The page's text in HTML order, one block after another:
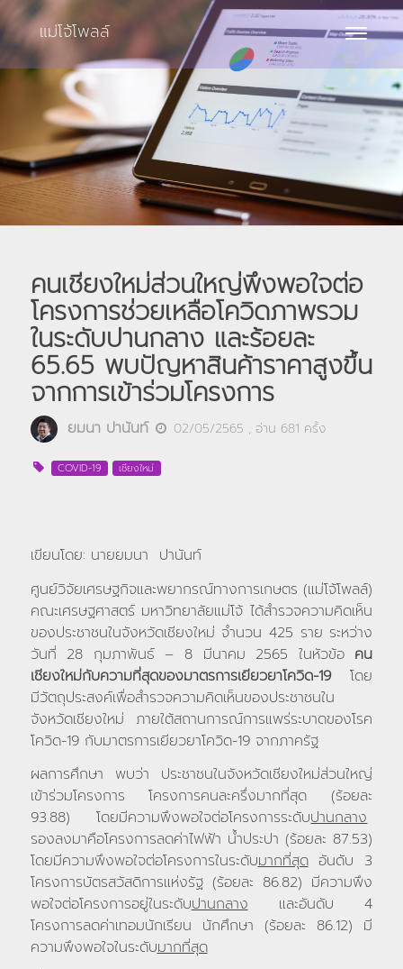
Toggle
แม่โจ้โพลล์
คนเชียงใหม่ส่วนใหญ่พึงพอใจต่อ
โครงการช่วยเหลือโควิดภาพรวม
ในระดับปานกลาง และร้อยละ
65.65 พบปัญหาสินค้าราคาสูงขึ้น
จากการเข้าร่วมโครงการ
ยมนา ปานันท์ 02/05/2565 , อ่าน 681 ครั้ง
COVID-19 เชียงใหม่
เขียนโดย: นายยมนา ปานันท์
ศูนย์วิจัยเศรษฐกิจและพยากรณ์ทางการเกษตร (แม่โจ้โพลล์)
คณะเศรษฐศาสตร์ มหาวิทยาลัยแม่โจ้ ได้สำรวจความคิดเห็น
ของประชาชนในจังหวัดเชียงใหม่ จำนวน 425 ราย ระหว่าง
วันที่ 28 กุมภาพันธ์ – 8 มีนาคม 2565 ในหัวข้อ คน
เชียงใหม่กับความที่สุดของมาตรการเยียวยาโควิด-19โดย
มีวัตถุประสงค์เพื่อสำรวจความคิดเห็นของประชาชนใน
จังหวัดเชียงใหม่ ภายใต้สถานการณ์การแพร่ระบาดของโรค
โควิด-19 กับมาตรการเยียวยาโควิด-19 จากภาครัฐ
ผลการศึกษา พบว่า ประชาชนในจังหวัดเชียงใหม่ส่วนใหญ่
เข้าร่วมโครงการ โครงการคนละครึ่งมากที่สุด (ร้อยละ
93.88) โดยมีความพึงพอใจต่อโครงการระดับปานกลาง
รองลงมาคือโครงการลดค่าไฟฟ้า น้ำประปา (ร้อยละ 87.53)
โดยมีความพึงพอใจต่อโครงการในระดับมากที่สุดอันดับ 3
โครงการบัตรสวัสดิการแห่งรัฐ (ร้อยละ 86.82) มีความพึง
พอใจต่อโครงการอยู่ในระดับปานกลางและอันดับ 4
โครงการลดค่าเทอมนักเรียน นักศึกษา (ร้อยละ 86.12) มี
ความพึงพอใจในระดับมากที่สุด